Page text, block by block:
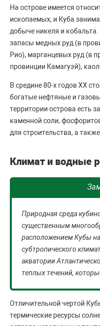
На острове имеется
ископаемых, и Куба
добыче никеля и
запасы медных руд (в
Рио), марганцевых руд (в
провинции Камагуэй),
В средине 80-х годов XX
богатые нефтяные и
территории острова есть
каменной соли,
для строительства, а
Климат и водные
Природная среда
существенным
расположением Кубы
субтропического
акватории
теплых течений,
Отличительной чертой
термические ресурсы